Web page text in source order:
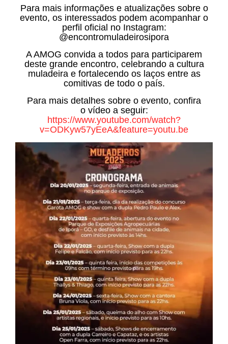
Para mais informações e atualizações sobre o
evento, os interessados podem acompanhar o
perfil oficial no Instagram:
@encontromuladeirosipora
A AMOG convida a todos para participarem
deste grande encontro, celebrando a cultura
muladeira e fortalecendo os laços entre as
comitivas de todo o país.
Para mais detalhes sobre o evento, confira
o vídeo a seguir:
https://www.youtube.com/watch?
v=ODKyw57yEeA&feature=youtu.be